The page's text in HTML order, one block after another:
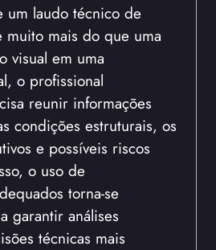
um laudo técnico de
muito mais do que uma
visual em uma
o profissional
reunir informações
condições estruturais, os
e possíveis riscos
o uso de
torna-se
garantir análises
técnicas mais